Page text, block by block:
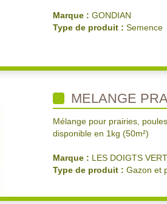
Marque : GONDIAN
Type de produit : Semence
MELANGE
Mélange pour prairies, poules
disponible en 1kg (50m²)
Marque : LES DOIGTS
Type de produit : Gazon et